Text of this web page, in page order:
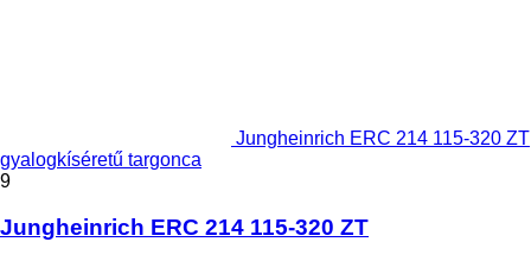
Jungheinrich ERC 214 115-320 ZT
gyalogkíséretű targonca
9
Jungheinrich ERC 214 115-320 ZT